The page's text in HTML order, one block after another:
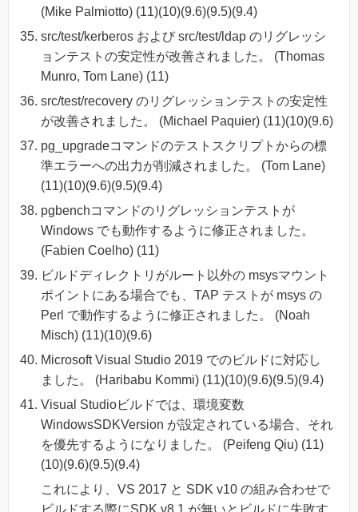
(Mike Palmiotto) (11)(10)(9.6)(9.5)(9.4)
src/test/kerberos および src/test/ldap のリグレッシ
ョンテストの安定性が改善されました。 (Thomas
Munro, Tom Lane) (11)
src/test/recovery のリグレッションテストの安定性
が改善されました。 (Michael Paquier) (11)(10)(9.6)
pg_upgradeコマンドのテストスクリプトからの標
準エラーへの出力が削減されました。 (Tom Lane)
(11)(10)(9.6)(9.5)(9.4)
pgbenchコマンドのリグレッションテストが
Windows でも動作するように修正されました。
(Fabien Coelho) (11)
ビルドディレクトリがルート以外の msysマウント
ポイントにある場合でも、TAP テストが msys の
Perl で動作するように修正されました。 (Noah
Misch) (11)(10)(9.6)
Microsoft Visual Studio 2019 でのビルドに対応し
ました。 (Haribabu Kommi) (11)(10)(9.6)(9.5)(9.4)
Visual Studioビルドでは、環境変数
WindowsSDKVersion が設定されている場合、それ
を優先するようになりました。 (Peifeng Qiu) (11)
(10)(9.6)(9.5)(9.4)
これにより、VS 2017 と SDK v10 の組み合わせで